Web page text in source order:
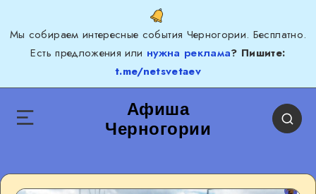
Мы собираем интересные события Черногории. Бесплатно.
Есть предложения или нужна реклама? Пишите:
t.me/netsvetaev
Афиша
Черногории